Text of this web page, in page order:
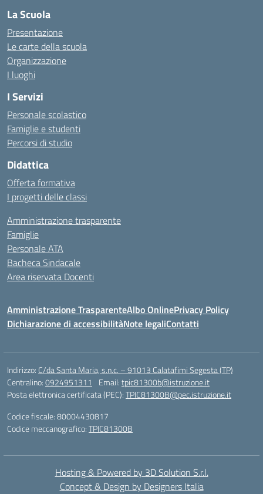
La Scuola
Presentazione
Le carte della scuola
Organizzazione
I luoghi
I Servizi
Personale scolastico
Famiglie e studenti
Percorsi di studio
Didattica
Offerta formativa
I progetti delle classi
Amministrazione trasparente
Famiglie
Personale ATA
Bacheca Sindacale
Area riservata Docenti
Amministrazione TrasparenteAlbo OnlinePrivacy Policy
Dichiarazione di accessibilitàNote legaliContatti
Indirizzo: C/da Santa Maria, s.n.c. – 91013 Calatafimi Segesta (TP)
Centralino:0924951311 Email:tpic81300b@istruzione.it
Posta elettronica certificata (PEC):TPIC81300B@pec.istruzione.it
Codice fiscale: 80004430817
Codice meccanografico:TPIC81300B
Hosting & Powered by 3D Solution S.r.l.
Concept & Design by Designers Italia